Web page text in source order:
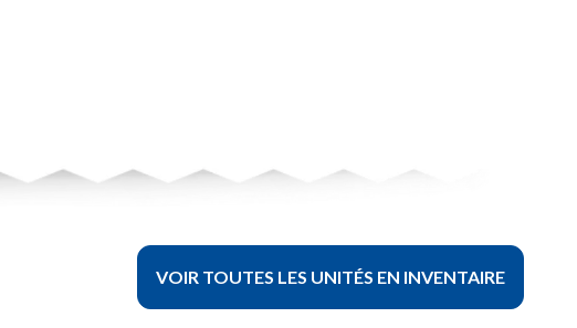
VOIR TOUTES LES UNITÉS EN INVENTAIRE